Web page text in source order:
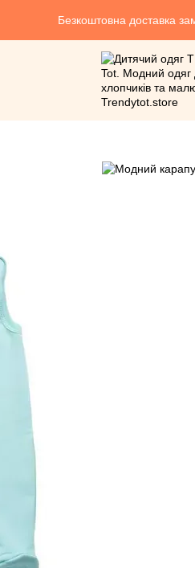
Безкоштовна доставка